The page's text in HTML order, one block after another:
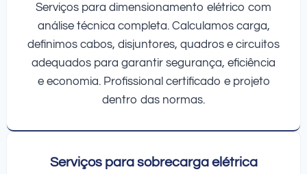
Serviços para dimensionamento elétrico com
análise técnica completa. Calculamos carga,
definimos cabos, disjuntores, quadros e circuitos
adequados para garantir segurança, eficiência
e economia. Profissional certificado e projeto
dentro das normas.
Serviços para sobrecarga elétrica